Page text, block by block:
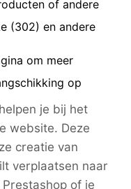
of andere
(302) en andere
om meer
op
je bij het
website. Deze
creatie van
verplaatsen naar
of je